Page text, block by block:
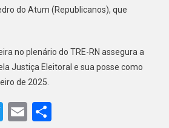
AREIA
do Atum (Republicanos), que
no plenário do TRE-RN assegura a
Justiça Eleitoral e sua posse como
de 2025.
Twitter
EmailShare